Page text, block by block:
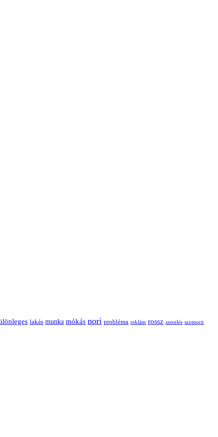
lakás munka mókás nori probléma reklám rossz szerelés szomorú